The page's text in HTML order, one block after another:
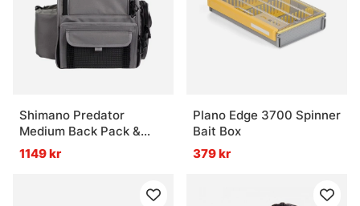
Shimano Predator
Medium Back Pack &
Tackle Box
1149 kr
Plano Edge 3700 Spinner
Bait Box
379 kr